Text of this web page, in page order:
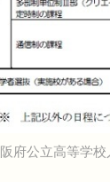
府公立高等学